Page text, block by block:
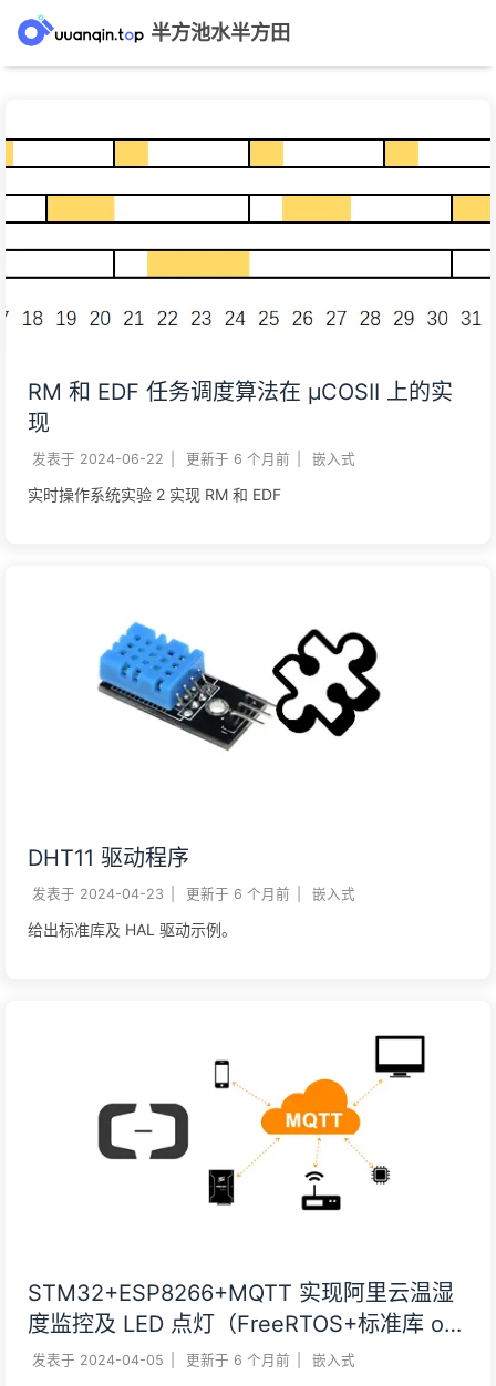
半方池水半方田
RM 和 EDF 任务调度算法在 μCOSII 上的实
现
发表于 2024-06-22 更新于 6 个月前 嵌入式
实时操作系统实验 2 实现 RM 和 EDF
DHT11 驱动程序
发表于 2024-04-23 更新于 6 个月前 嵌入式
给出标准库及 HAL 驱动示例。
STM32+ESP8266+MQTT 实现阿里云温湿
度监控及 LED 点灯（FreeRTOS+标准库 or
HAL）
发表于 2024-04-05 更新于 6 个月前 嵌入式